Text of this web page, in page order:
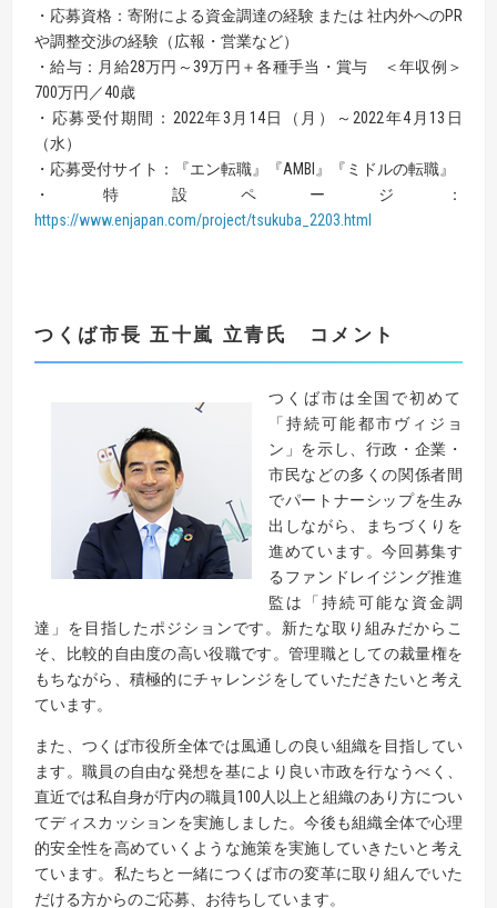
・応募資格：寄附による資金調達の経験 または 社内外へのPR
や調整交渉の経験（広報・営業など）
・給与：月給28万円～39万円＋各種手当・賞与 ＜年収例＞
700万円／40歳
・応募受付期間：2022年3月14日（月）～2022年4月13日
（水）
・応募受付サイト：『エン転職』『AMBI』『ミドルの転職』
・特設ページ：
https://www.enjapan.com/project/tsukuba_2203.html
つくば市長 五十嵐 立青氏 コメント
つくば市は全国で初めて
「持続可能都市ヴィジョ
ン」を示し、行政・企業・
市民などの多くの関係者間
でパートナーシップを生み
出しながら、まちづくりを
進めています。今回募集す
るファンドレイジング推進
監は「持続可能な資金調
達」を目指したポジションです。新たな取り組みだからこ
そ、比較的自由度の高い役職です。管理職としての裁量権を
もちながら、積極的にチャレンジをしていただきたいと考え
ています。
また、つくば市役所全体では風通しの良い組織を目指してい
ます。職員の自由な発想を基により良い市政を行なうべく、
直近では私自身が庁内の職員100人以上と組織のあり方につい
てディスカッションを実施しました。今後も組織全体で心理
的安全性を高めていくような施策を実施していきたいと考え
ています。私たちと一緒につくば市の変革に取り組んでいた
だける方からのご応募、お待ちしています。